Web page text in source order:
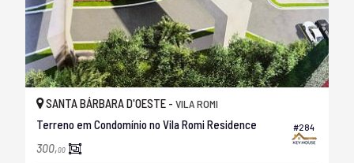
#284
SANTA BÁRBARA D'OESTE - VILA ROMI
Terreno em Condomínio no Vila Romi Residence
300,00